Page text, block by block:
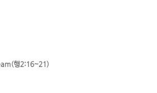
행2:16~21)